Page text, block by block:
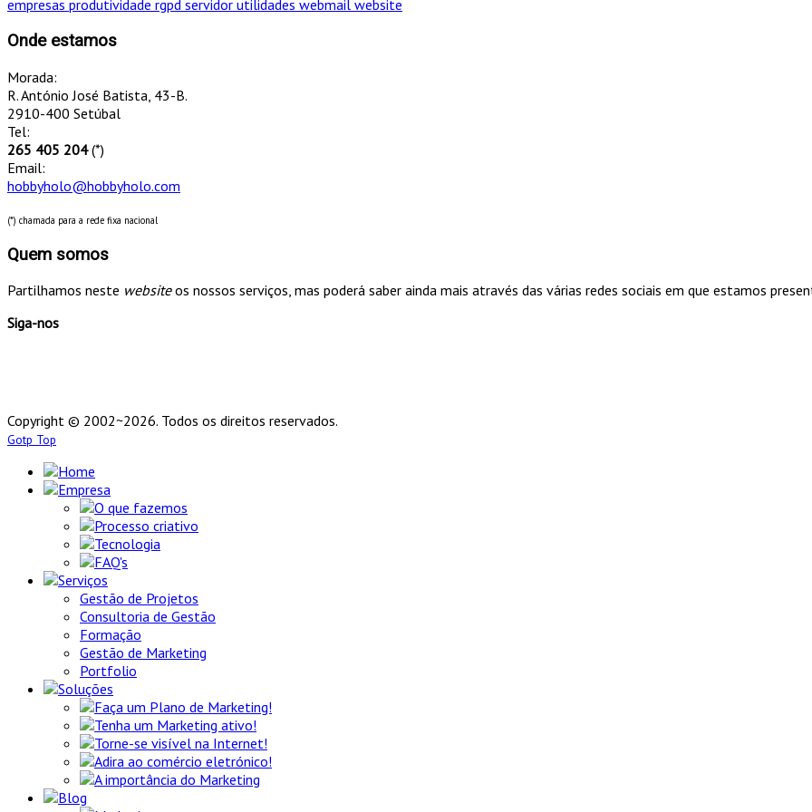
empresas produtividade rgpd servidor utilidades webmail website
Onde estamos
Morada:
R. António José Batista, 43-B.
2910-400 Setúbal
Tel:
265 405 204(*)
Email:
hobbyholo@hobbyholo.com
(*) chamada para a rede fixa nacional
Quem somos
Partilhamos neste websiteos nossos serviços, mas poderá saber ainda mais através das várias redes sociais em que estamos
Siga-nos
Copyright © 2002~2026. Todos os direitos reservados.
Gotp Top
Home
Empresa
O que fazemos
Processo criativo
Tecnologia
FAQ's
Serviços
Gestão de Projetos
Consultoria de Gestão
Formação
Gestão de Marketing
Portfolio
Soluções
Faça um Plano de Marketing!
Tenha um Marketing ativo!
Torne-se visível na Internet!
Adira ao comércio eletrónico!
A importância do Marketing
Blog